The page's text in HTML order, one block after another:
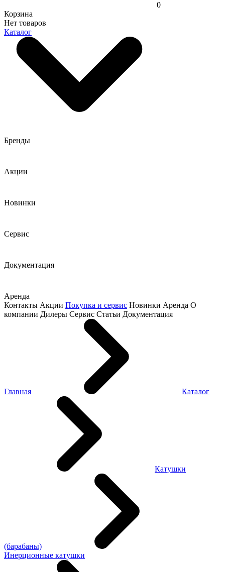
0
Корзина
Нет товаров
Каталог
Бренды
Акции
Новинки
Сервис
Документация
Аренда
Контакты Акции Покупка и сервис Новинки Аренда О
компании Дилеры Сервис Статьи Документация
Главная Каталог
Катушки
(барабаны)
Инерционные катушки